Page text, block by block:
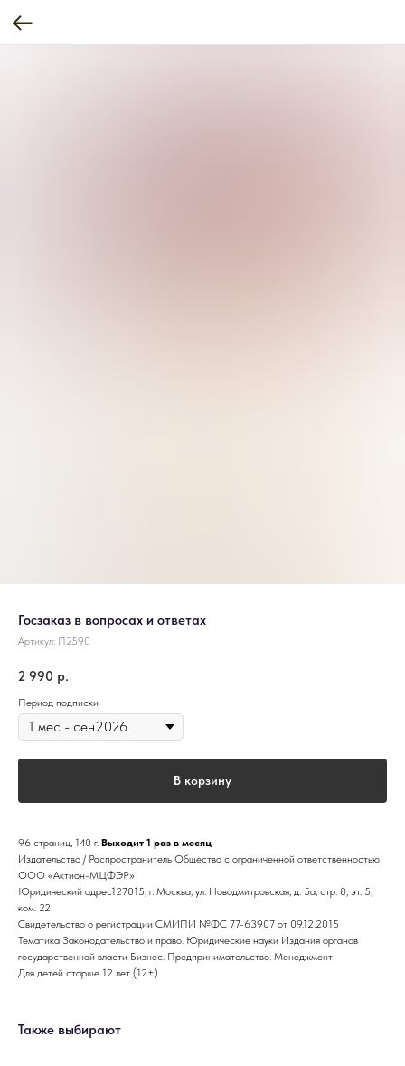
Госзаказ в вопросах и ответах
Артикул: П2590
2 990 р.
Период подписки
В корзину
96 страниц, 140 г. Выходит 1 раз в месяц
Издательство / Распространитель Общество с ограниченной ответственностью
ООО «Актион-МЦФЭР»
Юридический адрес127015, г. Москва, ул. Новодмитровская, д. 5а, стр. 8, эт. 5,
ком. 22
Свидетельство о регистрации СМИПИ №ФС 77-63907 от 09.12.2015
Тематика Законодательство и право. Юридические науки Издания органов
государственной власти Бизнес. Предпринимательство. Менеджмент
Для детей старше 12 лет (12+)
Также выбирают